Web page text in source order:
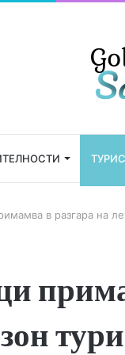
в разгара на